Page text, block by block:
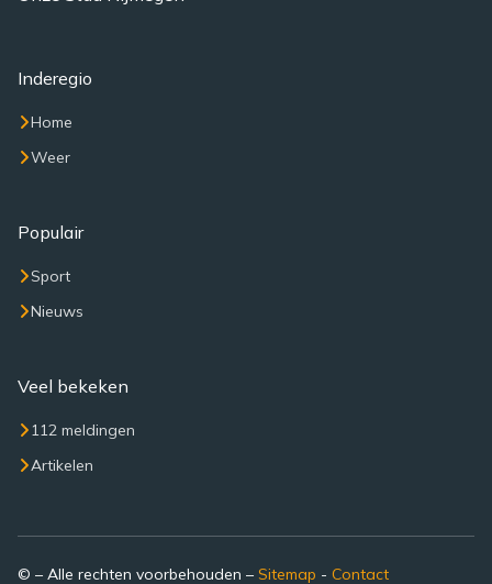
Inderegio
Home
Weer
Populair
Sport
Nieuws
Veel bekeken
112 meldingen
Artikelen
© – Alle rechten voorbehouden – Sitemap - Contact